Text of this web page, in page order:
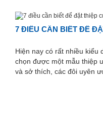
7 ĐIỀU CẦN BIẾT ĐỂ
Hiện nay có rất nhiều kiểu
chọn được một mẫu thiệp
và sở thích, các đôi uyên